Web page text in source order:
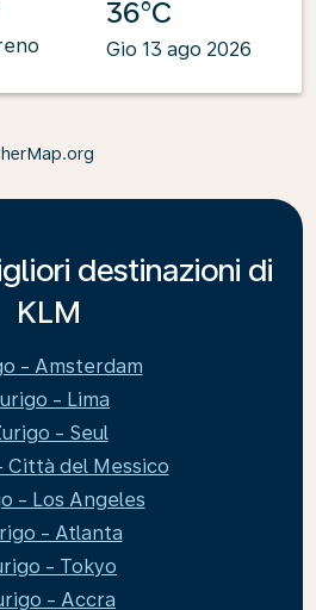
36°C
Gio 13 ago 2026
destinazioni di
KLM
- Amsterdam
- Lima
- Seul
Città del Messico
- Los Angeles
- Atlanta
- Tokyo
- Accra